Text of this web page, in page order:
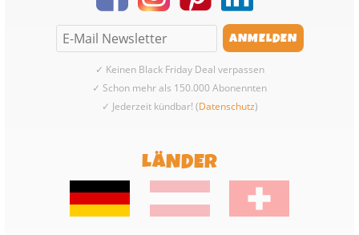
✓ Keinen Black Friday Deal verpassen
✓ Schon mehr als 150.000 Abonennten
✓ Jederzeit kündbar! (Datenschutz)
LÄNDER